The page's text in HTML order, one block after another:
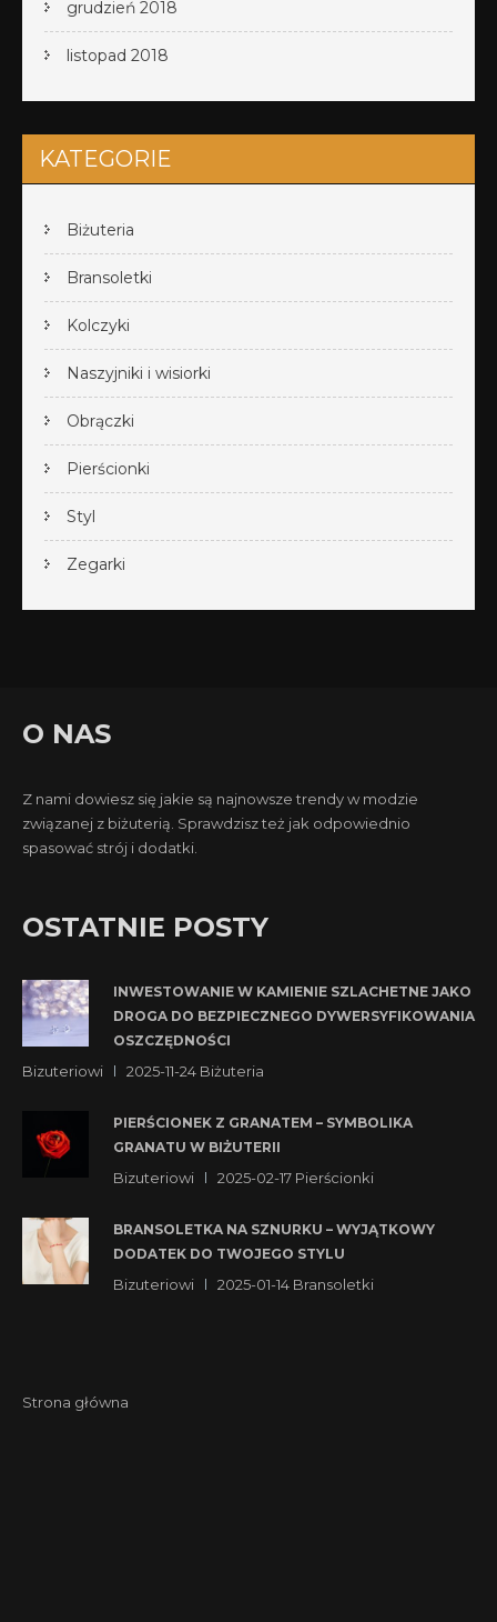
grudzień 2018
listopad 2018
KATEGORIE
Biżuteria
Bransoletki
Kolczyki
Naszyjniki i wisiorki
Obrączki
Pierścionki
Styl
Zegarki
O NAS
Z nami dowiesz się jakie są najnowsze trendy w modzie
związanej z biżuterią. Sprawdzisz też jak odpowiednio
spasować strój i dodatki.
OSTATNIE POSTY
INWESTOWANIE W KAMIENIE SZLACHETNE JAKO
DROGA DO BEZPIECZNEGO DYWERSYFIKOWANIA
OSZCZĘDNOŚCI
Bizuteriowi 2025-11-24 Biżuteria
PIERŚCIONEK Z GRANATEM – SYMBOLIKA
GRANATU W BIŻUTERII
Bizuteriowi 2025-02-17 Pierścionki
BRANSOLETKA NA SZNURKU – WYJĄTKOWY
DODATEK DO TWOJEGO STYLU
Bizuteriowi 2025-01-14 Bransoletki
Strona główna